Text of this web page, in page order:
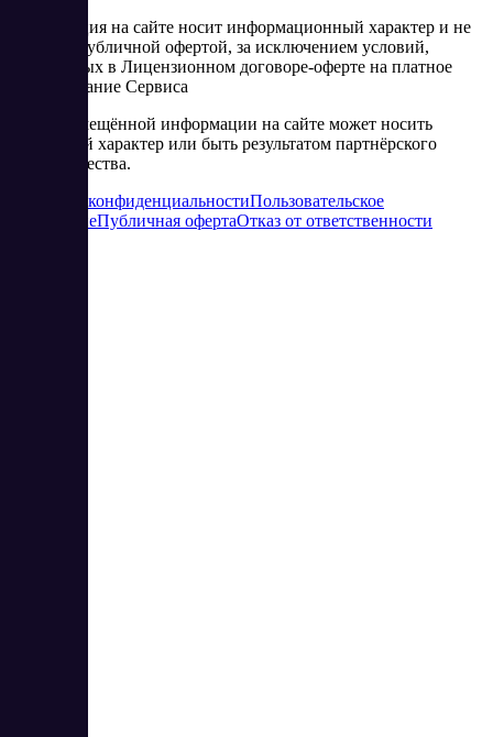
Информация на сайте носит информационный характер и не
является публичной офертой, за исключением условий,
изложенных в Лицензионном договоре-оферте на платное
использование Сервиса
Часть размещённой информации на сайте может носить
рекламный характер или быть результатом партнёрского
сотрудничества.
Политика конфиденциальностиПользовательское
соглашениеПубличная офертаОтказ от ответственности